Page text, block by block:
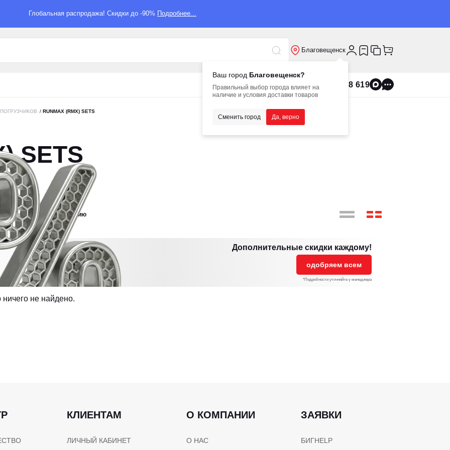
Глобальная распродажа! Скидки до -90% Подробнее...
Благовещенск
Ваш город Благовещенск?
Правильный выбор города влияет на
наличие и условия доставки товаров
Сменить город Да, верно
8 800 555 8 619
/ RUNMAX (RMX) SETS
SETS
По умолчанию
Дополнительные скидки каждому!
одобряем всем
*Подробности уточняйте у менеджера
не найдено.
КЛИЕНТАМ
ЛИЧНЫЙ КАБИНЕТ
О КОМПАНИИ
О НАС
ЗАЯВКИ
БИГHELP